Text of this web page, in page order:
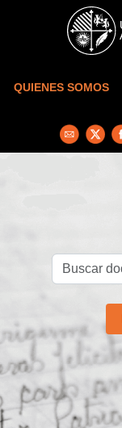
Skip to main content
QUIENES SOMOS